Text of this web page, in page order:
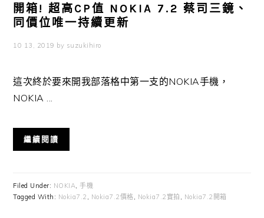
開箱! 超高CP值 NOKIA 7.2 蔡司三鏡、
同價位唯一持續更新
10 13, 2019 by suzukihiro
這次終於要來開我部落格中第一支的NOKIA手機，
NOKIA ...
繼續閱讀
Filed Under: NOKIA,手機
Tagged With: Nokia7.2 , Nokia7.2價格, Nokia7.2實拍 , Nokia7.2開箱